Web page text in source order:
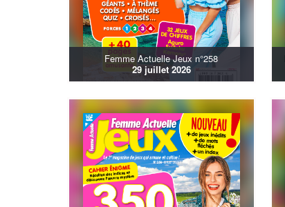
Femme Actuelle Jeux n°258
29 juillet 2026